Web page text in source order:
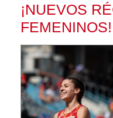
¡NUEVOS
FEMENINOS!